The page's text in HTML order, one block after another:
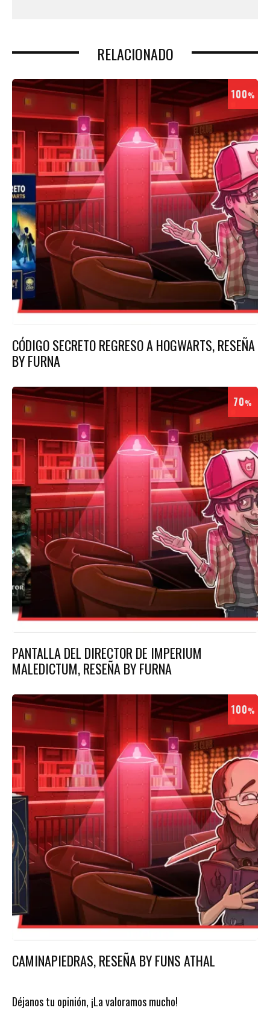
RELACIONADO
100%
CÓDIGO SECRETO REGRESO A HOGWARTS, RESEÑA
BY FURNA
70%
PANTALLA DEL DIRECTOR DE IMPERIUM
MALEDICTUM, RESEÑA BY FURNA
100%
CAMINAPIEDRAS, RESEÑA BY FUNS ATHAL
Déjanos tu opinión, ¡La valoramos mucho!